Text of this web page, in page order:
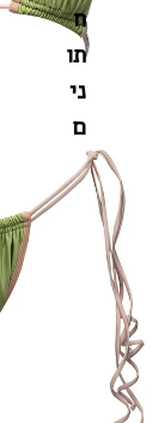
ח
תו
ני
ם